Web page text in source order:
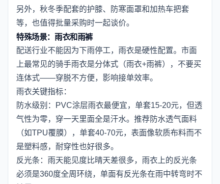
另外，秋冬季配套的护膝、防寒面罩和加热车把套
等，也值得批量采购时一起谈价。
特殊场景：雨衣和雨裤
配送行业不能因为下雨停工，雨衣是硬性配置。市面
上最常见的骑手雨衣是分体式（雨衣+雨裤），不要买
连体式——穿脱不方便，影响接单效率。
雨衣关键指标：
防水级别：PVC涂层雨衣最便宜，单套15-20元，但透
气性为零，穿一天里面全是汗水。推荐防水透气面料
（如TPU覆膜），单套40-70元，表面像软质布料而不
是塑料感，耐穿性也好很多。
反光条：雨天能见度比晴天差很多，雨衣上的反光条
必须是360度全周环绕，单面有反光条在雨中转弯时不